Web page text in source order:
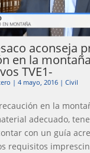
aconseja
en la
TVE1-
| 4 mayo, 2016| Civil
en la
adecuado,
con un guía
requisitos